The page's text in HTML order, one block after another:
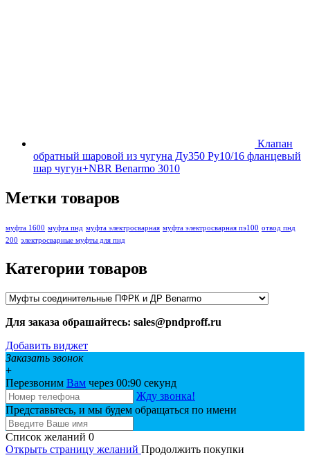
Клапан
обратный шаровой из чугуна Ду350 Ру10/16 фланцевый
шар чугун+NBR Benarmo 3010
Метки товаров
муфта 1600 муфта пнд муфта электросварная муфта электросварная пэ100 отвод пнд
200 электросварные муфты для пнд
Категории товаров
Для заказа обрашайтесь: sales@pndproff.ru
Добавить виджет
Заказать звонок
+
Перезвоним Вам через 00:90 секунд
Жду звонка!
Представьтесь, и мы будем обращаться по имени
Список желаний 0
Открыть страницу желаний Продолжить покупки